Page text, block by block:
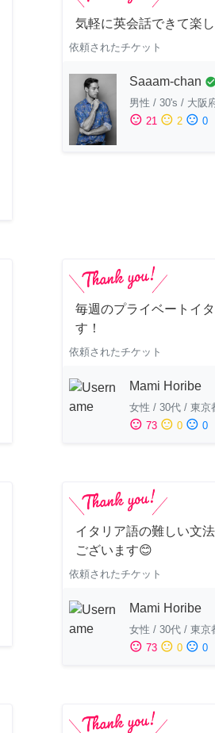
気軽に英会話できて楽
依頼されたチケット
Saaam-chan
男性 / 30's / 大阪
sentiment_satisfied 21 sentiment_neutral 2 sentiment_dissatisfied 0
毎週のプライベートイ
す！
依頼されたチケット
Mami Horibe
女性 / 30代 / 東京
sentiment_satisfied 73 sentiment_neutral 0 sentiment_dissatisfied 0
イタリア語の難しい文
ございます😊
依頼されたチケット
Mami Horibe
女性 / 30代 / 東京
sentiment_satisfied 73 sentiment_neutral 0 sentiment_dissatisfied 0